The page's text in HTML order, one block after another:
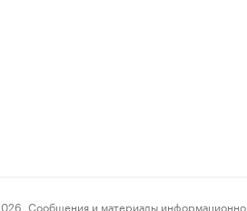
и материалы информационного